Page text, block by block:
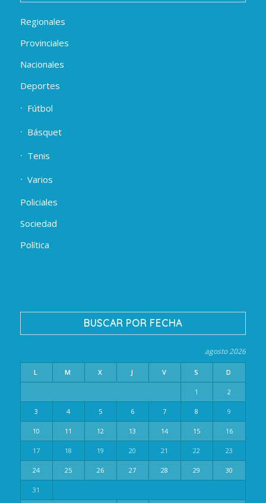
Regionales
Provinciales
Nacionales
Deportes
Fútbol
Básquet
Tenis
Varios
Policiales
Sociedad
Política
BUSCAR POR FECHA
agosto 2026
L M X J V S D
1 2
3 4 5 6 7 8 9
10 11 12 13 14 15 16
17 18 19 20 21 22 23
24 25 26 27 28 29 30
31